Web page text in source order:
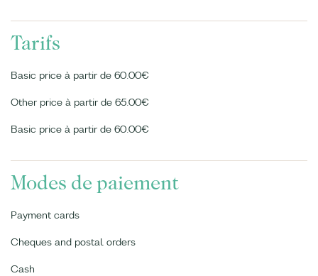
Tarifs
Basic price à partir de 60.00€
Other price à partir de 65.00€
Basic price à partir de 60.00€
Modes de paiement
Payment cards
Cheques and postal orders
Cash